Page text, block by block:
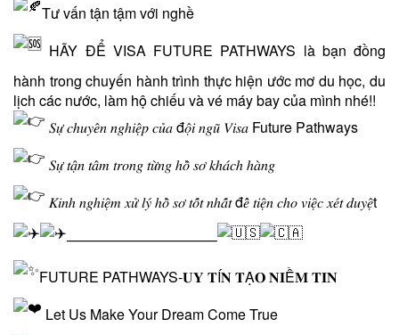
Tư vấn tận tậm với nghề
HÃY ĐỂ VISA FUTURE PATHWAYS là bạn đồng
hành trong chuyến hành trình thực hiện ước mơ du học, du
lịch các nước, làm hộ chiếu và vé máy bay của mình nhé!!
𝑆𝑢̛̣ 𝑐ℎ𝑢𝑦𝑒̂𝑛 𝑛𝑔ℎ𝑖𝑒̣̂𝑝 𝑐𝑢̉𝑎 đ𝑜̣̂𝑖 𝑛𝑔𝑢̃ 𝑉𝑖𝑠𝑎 Future Pathways
𝑆𝑢̛̣ 𝑡𝑎̣̂𝑛 𝑡𝑎̂𝑚 𝑡𝑟𝑜𝑛𝑔 𝑡𝑢̛̀𝑛𝑔 ℎ𝑜̂̀ 𝑠𝑜̛ 𝑘ℎ𝑎́𝑐ℎ ℎ𝑎̀𝑛𝑔
𝐾𝑖𝑛ℎ 𝑛𝑔ℎ𝑖𝑒̣̂𝑚 𝑥𝑢̛̉ 𝑙𝑦́ ℎ𝑜̂̀ 𝑠𝑜̛ 𝑡𝑜̂́𝑡 𝑛ℎ𝑎̂́𝑡 đ𝑒̂̉ 𝑡𝑖𝑒̣̂𝑛 𝑐ℎ𝑜 𝑣𝑖𝑒̣̂𝑐 𝑥𝑒́𝑡 𝑑𝑢𝑦𝑒̣̂t
——————————–
FUTURE PATHWAYS-𝐔𝐘 𝐓Í𝐍 𝐓Ạ𝐎 𝐍𝐈Ề𝐌 𝐓𝐈𝐍
Let Us Make Your Dream Come True